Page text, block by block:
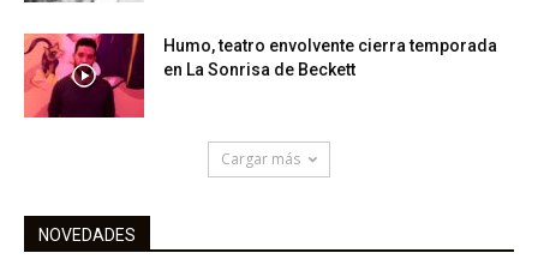
Humo, teatro envolvente cierra temporada
en La Sonrisa de Beckett
Cargar más
NOVEDADES